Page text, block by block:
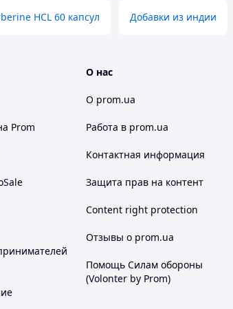
HCL 60 капсул Добавки из индии
Prom
О нас
О prom.ua
Работа в prom.ua
Контактная информация
Защита прав на контент
Content right protection
Отзывы о prom.ua
Помощь Силам обороны
(Volonter by Prom)